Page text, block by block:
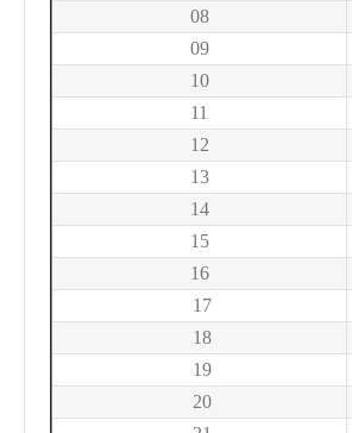
08
09
10
11
12
13
14
15
16
17
18
19
20